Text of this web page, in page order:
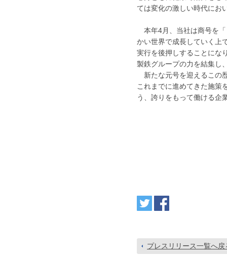
ては変化の激しい時代にお
本年4月、当社は商号を「
かい世界で成長していく上
実行を後押しすることにな
製鉄グループの力を結集し
新たな元号を迎えるこの
これまでに進めてきた施策
う、誇りをもって働ける企
プレスリリース一覧へ戻